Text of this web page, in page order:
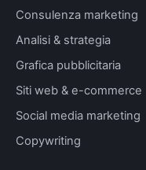
Consulenza marketing
Analisi & strategia
Grafica pubblicitaria
Siti web & e-commerce
Social media marketing
Copywriting